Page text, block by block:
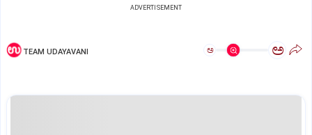
ADVERTISEMENT
TEAM UDAYAVANI ಅ ಅ